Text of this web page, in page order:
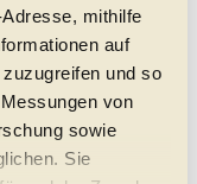
mithilfe
auf
und so
von
sowie
Sie
einen
Fenster. So
dass die
Lincoln
Studie
auf anderen